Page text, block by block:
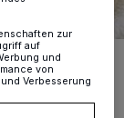
mit der
Café
zur
auf
und
von
Verbesserung